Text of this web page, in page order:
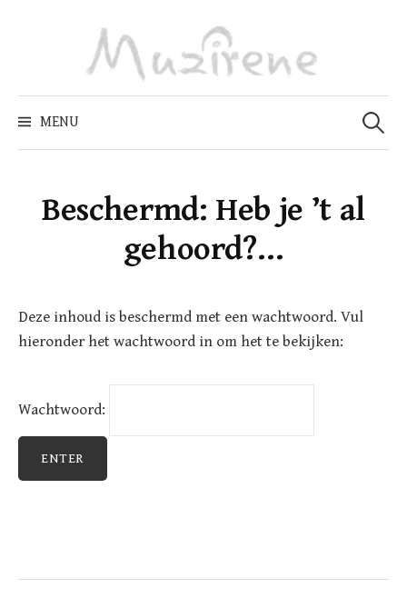
MENU
Zoeken
naar:
Beschermd: Heb je ’t al
gehoord?…
Deze inhoud is beschermd met een wachtwoord. Vul
hieronder het wachtwoord in om het te bekijken:
Wachtwoord: